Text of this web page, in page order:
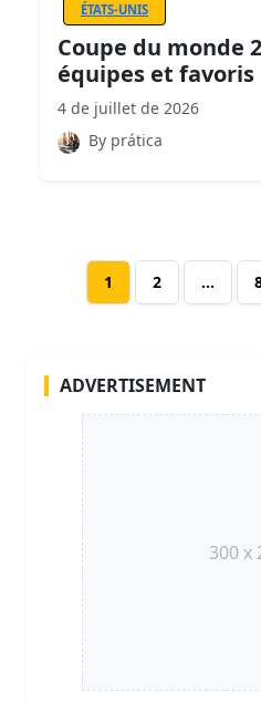
ÉTATS-UNIS
Coupe du monde
équipes et favoris
4 de juillet de 2026
By prática
1 2 …
ADVERTISEMENT
300 x